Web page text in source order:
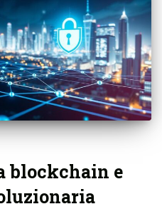
blockchain e